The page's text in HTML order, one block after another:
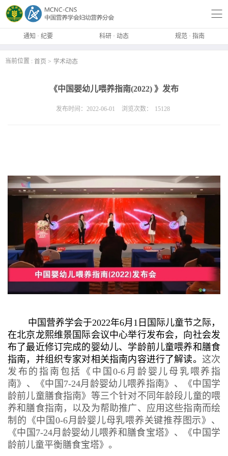
通知 · 纪要 科研 · 动态 规范 · 指南
当前位置 : 首页 学术动态
《中国婴幼儿喂养指南(2022) 》发布
发布时间：2022-06-01 浏览次数： 15128
中国营养学会于2022年6月1日国际儿童节之际，
在北京龙熙维景国际会议中心举行发布会，向社会发
布了最近修订完成的婴幼儿、学龄前儿童喂养和膳食
指南，并组织专家对相关指南内容进行了解读。 这次
发布的指南包括《中国0-6月龄婴儿母乳喂养指
南》、《中国7-24月龄婴幼儿喂养指南》、《中国学
龄前儿童膳食指南》等三个针对不同年龄段儿童的喂
养和膳食指南，以及为帮助推广、应用这些指南而绘
制的《中国0-6月龄婴儿母乳喂养关键推荐图示》、
《中国7-24月龄婴幼儿喂养和膳食宝塔》、《中国学
龄前儿童平衡膳食宝塔》。